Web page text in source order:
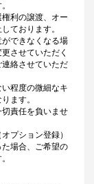
利の譲渡、オー
ております。
ができなくなる場
させていただく
絡させていただ
程度の微細なキ
ます。
切責任を負いませ
プション登録）
場合、ご希望の